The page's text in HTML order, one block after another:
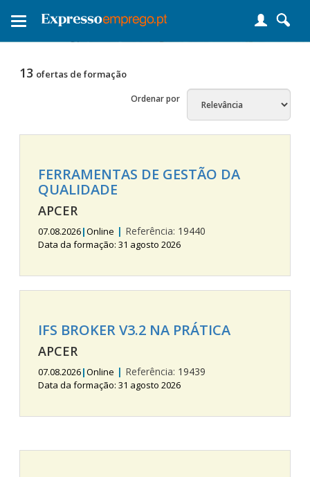
Toggle
13 ofertas de formação
Ordenar por
FERRAMENTAS DE GESTÃO DA
QUALIDADE
APCER
07.08.2026|Online | Referência: 19440
Data da formação: 31 agosto 2026
IFS BROKER V3.2 NA PRÁTICA
APCER
07.08.2026|Online | Referência: 19439
Data da formação: 31 agosto 2026